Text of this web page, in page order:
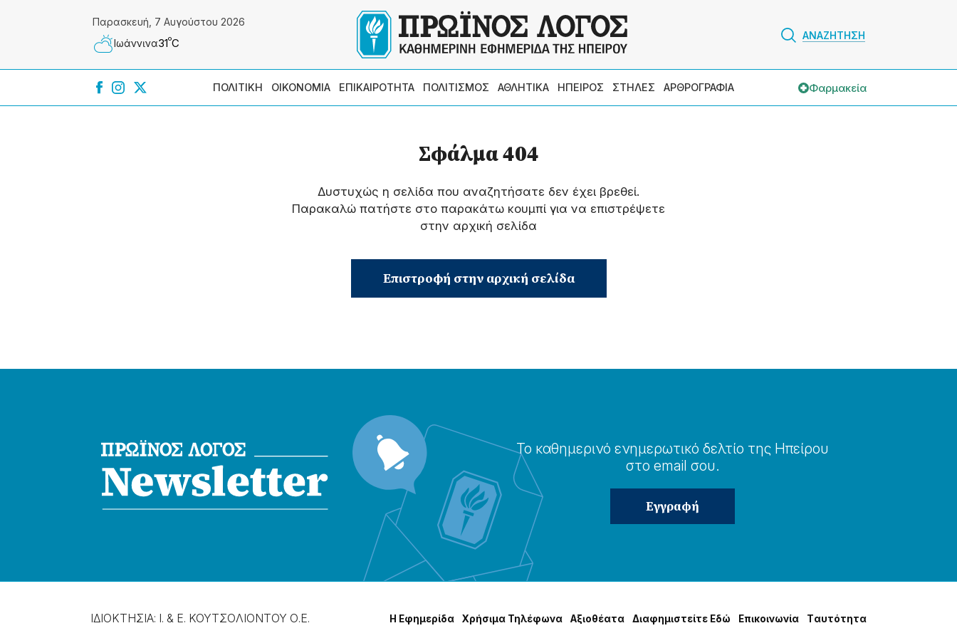
Παρασκευή, 7 Αυγούστου 2026
Ιωάννɩνα31ºC
ΑΝΑΖΗΤΗΣΗ
ΠΟΛΙΤΙΚΗ ΟΙΚΟΝΟΜΙΑ ΕΠΙΚΑΙΡΟΤΗΤΑ ΠΟΛΙΤΙΣΜΟΣ ΑΘΛΗΤΙΚΑ ΗΠΕΙΡΟΣ ΣΤΗΛΕΣ ΑΡΘΡΟΓΡΑΦΙΑ Φαρμακεία
Σφάλμα 404
Δυστυχώς η σελίδα που αναζητήσατε δεν έχει βρεθεί.
Παρακαλώ πατήστε στο παρακάτω κουμπί για να επιστρέψετε
στην αρχική σελίδα
Επιστροφή στην αρχική σελίδα
Το καθημερɩνό ενημερωτɩκό δελτίο της Ηπείρου
στο email σου.
ΙΔΙΟΚΤΗΣΙΑ: Ι. & Ε. ΚΟΥΤΣΟΛΙΟΝΤΟΥ Ο.Ε. Η Εφημερίδα Χρήσɩμα Τηλέφωνα Αξɩοθέατα Δɩαφημɩστείτε Εδώ Επɩκοɩνωνία Tαυτότητα